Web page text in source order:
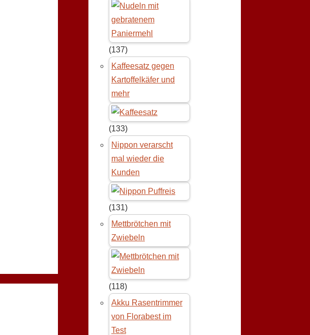
(137)
Kaffeesatz gegen
Kartoffelkäfer und
mehr
(133)
Nippon verarscht
mal wieder die
Kunden
(131)
Mettbrötchen mit
Zwiebeln
(118)
Akku Rasentrimmer
von Florabest im
Test